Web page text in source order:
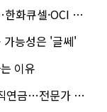
·OCI 영향은?
능성은 '글쎄'
이유
…전문가 조언은